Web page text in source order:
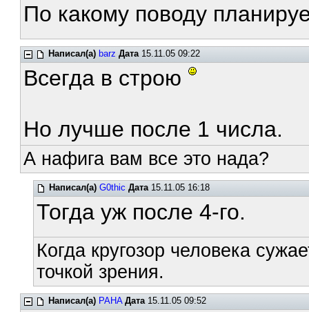
По какому поводу
Написал(а) barz Дата15.11.05 09:22
Всегда в строю
Но лучше после 1 числа.
А нафига вам все это нада?
Написал(а) G0thic Дата15.11.05 16:18
Тогда уж после 4-го.
Когда кругозор человека
точкой зрения.
Написал(а) PAHA Дата15.11.05 09:52